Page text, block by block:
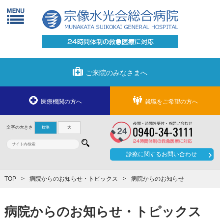
ご来院のみなさまへ
医療機関の方へ 就職をご希望の方へ
診療に関するお問い合わせ
文字の大きさ 標準 大
TOP 病院からのお知らせ・トピックス 病院からのお知らせ
病院からのお知らせ・トピックス